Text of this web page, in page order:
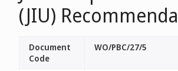
(JIU)
Document
Code
WO/PBC/27/5